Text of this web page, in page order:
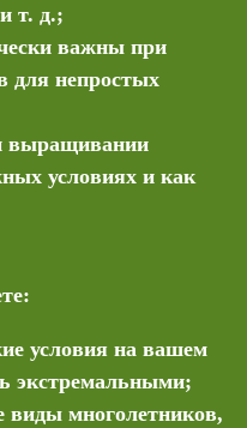
т. д.;
важны при
для непростых
выращивании
условиях и как
условия на вашем
экстремальными;
виды многолетников,